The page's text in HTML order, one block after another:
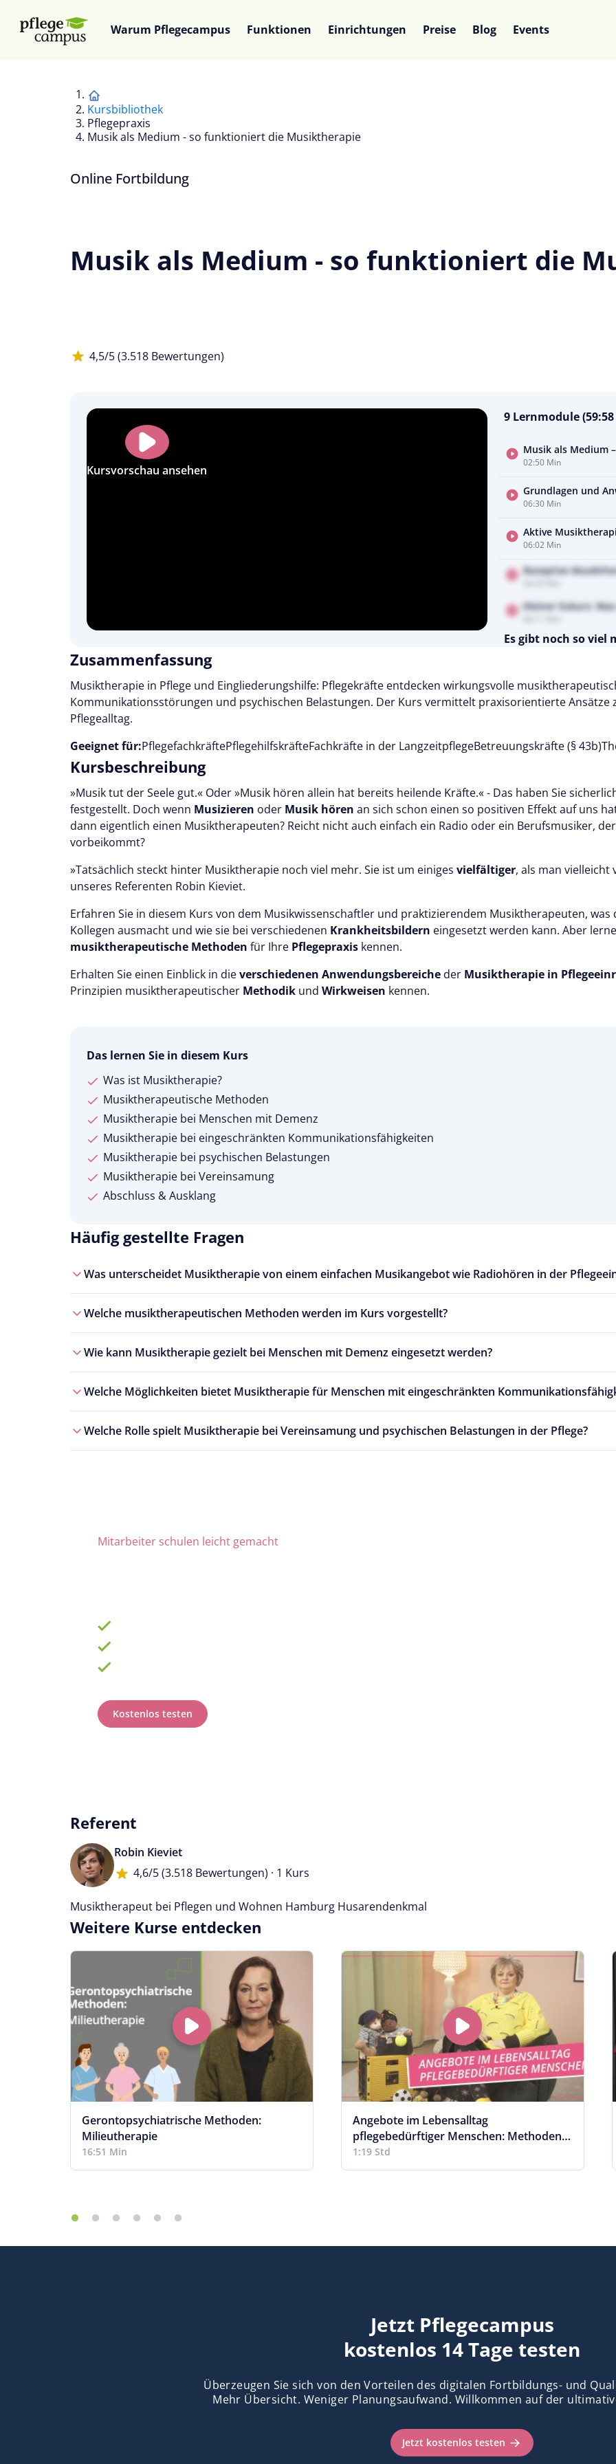
Warum Pflegecampus Funktionen Einrichtungen Preise Blog Events
Kursbibliothek
Pflegepraxis
Musik als Medium - so funktioniert die Musiktherapie
Online Fortbildung
Musik als Medium - so funktioniert die
4,5/5 (3.518 Bewertungen)
Kursvorschau ansehen
9 Lernmodule
Musik als Medium
02:50 Min
Grundlagen und
06:30 Min
Aktive
06:02 Min
Rezeptive
Kleiner Exkurs:
Es gibt noch so viel
Zusammenfassung
Musiktherapie in Pflege und Eingliederungshilfe: Pflegekräfte entdecken wirkungsvolle
Kommunikationsstörungen und psychischen Belastungen. Der Kurs vermittelt praxisorientierte Ansätze
Pflegealltag.
Geeignet für:PflegefachkräftePflegehilfskräfteFachkräfte in der LangzeitpflegeBetreuungskräfte (§ 43b)
Kursbeschreibung
»Musik tut der Seele gut.« Oder »Musik hören allein hat bereits heilende Kräfte.« - Das haben Sie
festgestellt. Doch wenn Musizieren oder Musik hören an sich schon einen so positiven Effekt auf uns
dann eigentlich einen Musiktherapeuten? Reicht nicht auch einfach ein Radio oder ein Berufsmusiker,
vorbeikommt?
»Tatsächlich steckt hinter Musiktherapie noch viel mehr. Sie ist um einiges vielfältiger, als man
unseres Referenten Robin Kieviet.
Erfahren Sie in diesem Kurs von dem Musikwissenschaftler und praktizierendem Musiktherapeuten,
Kollegen ausmacht und wie sie bei verschiedenen Krankheitsbildern eingesetzt werden kann. Aber
musiktherapeutische Methoden für Ihre Pflegepraxis kennen.
Erhalten Sie einen Einblick in dieverschiedenen Anwendungsbereiche der Musiktherapie in
Prinzipien musiktherapeutischer Methodik und Wirkweisen kennen.
Das lernen Sie in diesem Kurs
Was ist Musiktherapie?
Musiktherapeutische Methoden
Musiktherapie bei Menschen mit Demenz
Musiktherapie bei eingeschränkten Kommunikationsfähigkeiten
Musiktherapie bei psychischen Belastungen
Musiktherapie bei Vereinsamung
Abschluss & Ausklang
Häufig gestellte Fragen
Was unterscheidet Musiktherapie von einem einfachen Musikangebot wie Radiohören in der
Welche musiktherapeutischen Methoden werden im Kurs vorgestellt?
Wie kann Musiktherapie gezielt bei Menschen mit Demenz eingesetzt werden?
Welche Möglichkeiten bietet Musiktherapie für Menschen mit eingeschränkten
Welche Rolle spielt Musiktherapie bei Vereinsamung und psychischen Belastungen in der Pflege?
Mitarbeiter schulen leicht gemacht
Kostenlos testen
Referent
Robin Kieviet
4,6/5(3.518 Bewertungen) · 1 Kurs
Musiktherapeut bei Pflegen und Wohnen Hamburg Husarendenkmal
Weitere Kurse entdecken
Gerontopsychiatrische Methoden:
Milieutherapie
16:51 Min
Angebote im Lebensalltag
pflegebedürftiger Menschen: Methoden
und Materialien
1:19 Std
Jetzt Pflegecampus
kostenlos 14 Tage testen
Überzeugen Sie sich von den Vorteilen des digitalen Fortbildungs- und
Mehr Übersicht. Weniger Planungsaufwand. Willkommen auf der
Jetzt kostenlos testen